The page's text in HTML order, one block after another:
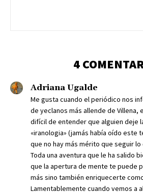
4
Adriana Ugalde
Me gusta cuando el periódico nos
de yeclanos más allende de Villena,
difícil de entender que alguien deje
«iranologia» (jamás había oído este
que no hay más mérito que seguir
Toda una aventura que le ha salido
que la apertura de mente te puede
más sino también enriquecerte
Lamentablemente cuando vemos a